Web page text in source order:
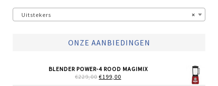
×
Uitstekers
ONZE AANBIEDINGEN
BLENDER POWER-4 ROOD MAGIMIX
€229,00 OORSPRONKELIJKE
€199,00